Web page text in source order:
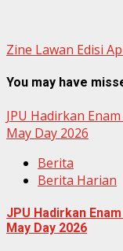
Zine Lawan Edisi
You may have
JPU Hadirkan
May Day 2026
Berita
Berita Harian
JPU Hadirkan
May Day 2026